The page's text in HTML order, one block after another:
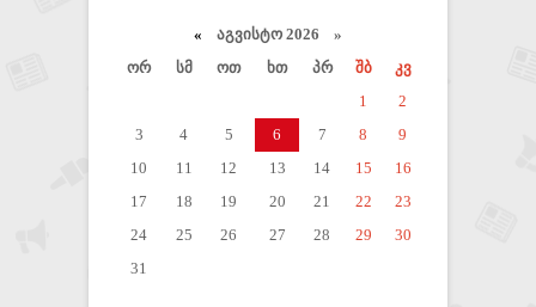
« აგვისტო 2026 »
ორ
სმ ოთ ხთ პრ შბ
კვ
1
2
3
4 5 6 7 8
9
10
11 12 13 14 15
16
17
18 19 20 21 22
23
24
25 26 27 28 29
30
31